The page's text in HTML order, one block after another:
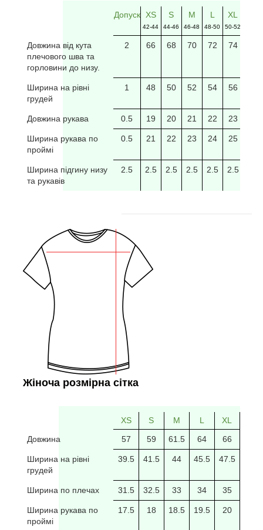
Допуск XS
42-44
S
44-46
M
46-48
L
48-50
XL
50-52
Довжина від кута
плечового шва та
горловини до низу.
2 66 68 70 72 74
Ширина на рівні
грудей
1 48 50 52 54 56
Довжина рукава 0.5 19 20 21 22 23
Ширина рукава по
проймі
0.5 21 22 23 24 25
Ширина підгину низу
та рукавів
2.5 2.5 2.5 2.5 2.5 2.5
Жіноча розмірна сітка
XS S M L XL
Довжина
57 59 61.5 64 66
Ширина на рівні
грудей
39.5 41.5 44 45.5 47.5
Ширина по плечах 31.5 32.5 33 34 35
Ширина рукава по
проймі
17.5 18 18.5 19.5 20